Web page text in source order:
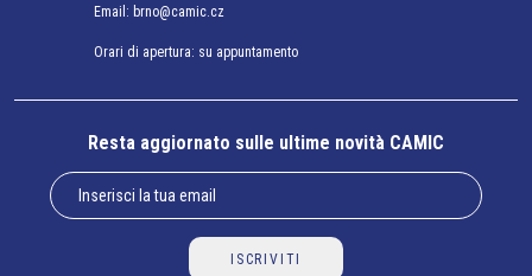
Email: brno@camic.cz
Orari di apertura: su appuntamento
Resta aggiornato sulle ultime novità CAMIC
ISCRIVITI